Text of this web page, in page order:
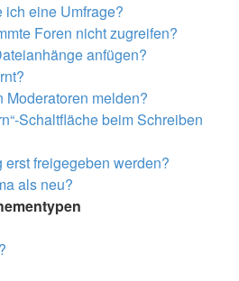
eine Umfrage?
Foren nicht zugreifen?
anfügen?
melden?
Schaltfläche beim Schreiben
freigegeben werden?
als neu?